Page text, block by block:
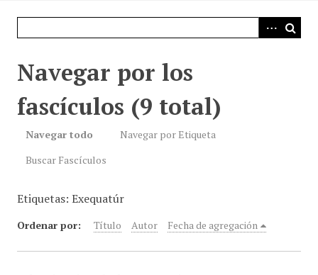
Navegar por los
fascículos (9 total)
Navegar todo
Navegar por Etiqueta
Buscar Fascículos
Etiquetas: Exequatúr
Ordenar por: Título Autor Fecha de agregación